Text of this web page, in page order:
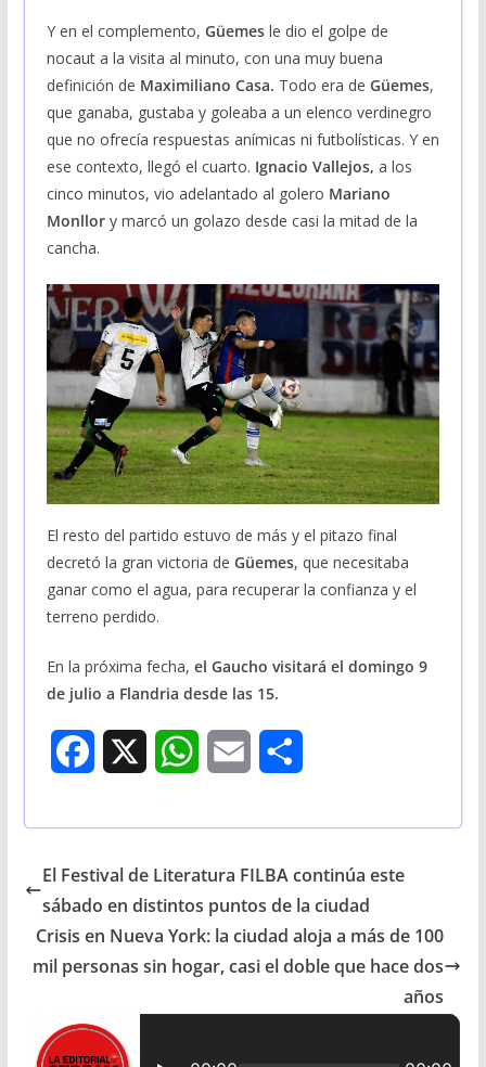
Y en el complemento, Güemes le dio el golpe de
nocaut a la visita al minuto, con una muy buena
definición de Maximiliano Casa. Todo era de Güemes,
que ganaba, gustaba y goleaba a un elenco verdinegro
que no ofrecía respuestas anímicas ni futbolísticas. Y en
ese contexto, llegó el cuarto. Ignacio Vallejos, a los
cinco minutos, vio adelantado al golero Mariano
Monllor y marcó un golazo desde casi la mitad de la
cancha.
El resto del partido estuvo de más y el pitazo final
decretó la gran victoria de Güemes, que necesitaba
ganar como el agua, para recuperar la confianza y el
terreno perdido.
En la próxima fecha, el Gaucho visitará el domingo 9
de julio a Flandria desde las 15.
e
o
k
W
t
s
A
p
i
r
e
El Festival de Literatura FILBA continúa este
sábado en distintos puntos de la ciudad
Crisis en Nueva York: la ciudad aloja a más de 100
mil personas sin hogar, casi el doble que hace dos
años